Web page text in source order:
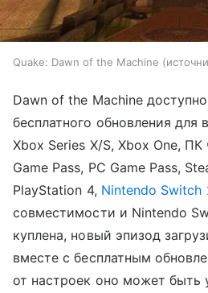
Quake: Dawn of the Machine
Dawn of the Machine
бесплатного обновления для
Xbox Series X/S, Xbox One,
Game Pass, PC Game Pass,
PlayStation 4, Nintendo Switch
совместимости и Nintendo
куплена, новый эпизод
вместе с бесплатным
от настроек оно может быть